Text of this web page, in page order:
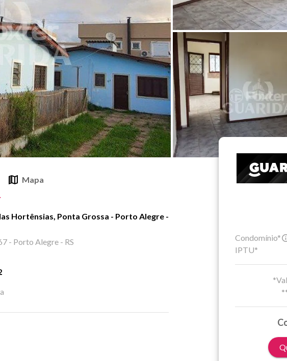
Mapa
Hortênsias, Ponta Grossa - Porto Alegre -
- Porto Alegre - RS Condomínio*
IPTU*